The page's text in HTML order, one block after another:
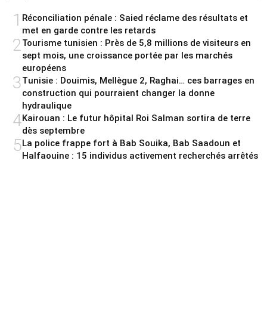
1 Réconciliation pénale : Saied réclame des résultats et
met en garde contre les retards
2Tourisme tunisien : Près de 5,8 millions de visiteurs en
sept mois, une croissance portée par les marchés
européens
3Tunisie : Douimis, Mellègue 2, Raghai… ces barrages en
construction qui pourraient changer la donne
hydraulique
4Kairouan : Le futur hôpital Roi Salman sortira de terre
dès septembre
5La police frappe fort à Bab Souika, Bab Saadoun et
Halfaouine : 15 individus activement recherchés arrêtés